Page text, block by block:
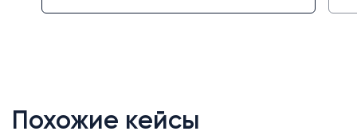
Похожие кейсы